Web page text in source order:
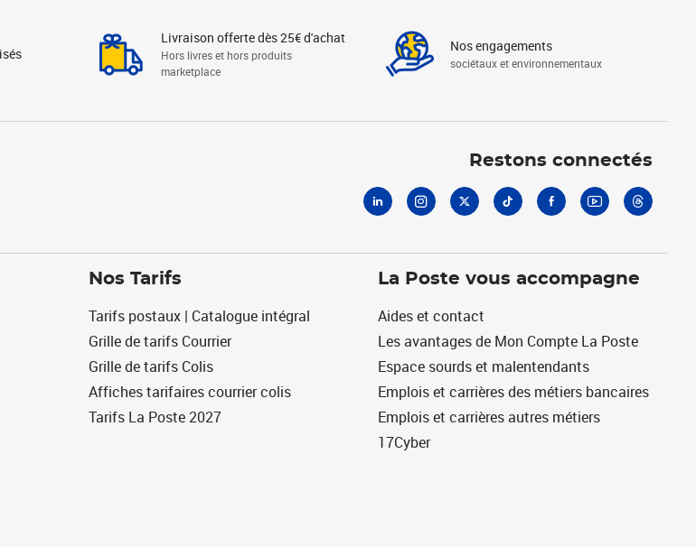
Livraison offerte dès 25€ d'achat
Hors livres et hors produits
marketplace
Nos engagements
sociétaux et environnementaux
Restons connectés
Nos Tarifs
Tarifs postaux | Catalogue intégral
Grille de tarifs Courrier
Grille de tarifs Colis
Affiches tarifaires courrier colis
Tarifs La Poste 2027
La Poste vous accompagne
Aides et contact
Les avantages de Mon Compte La Poste
Espace sourds et malentendants
Emplois et carrières des métiers bancaires
Emplois et carrières autres métiers
17Cyber